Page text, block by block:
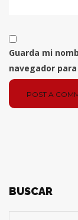
Guarda mi
navegador
POST A
BUSCAR